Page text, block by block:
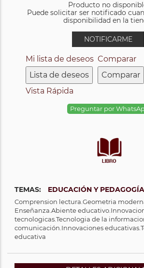
Producto no
Puede solicitar ser notificado
disponibilidad en la
NOTIFICARME
Mi lista de deseos
Lista de deseos
Comparar
Comparar
Vista Rápida
Preguntar por
TEMAS: EDUCACIÓN Y PEDAGOGÍA
Comprension lectura.Geometria
Enseñanza.Abiente
tecnologicas.Tecnologia de la
comunicación.Innovaciones
educativa